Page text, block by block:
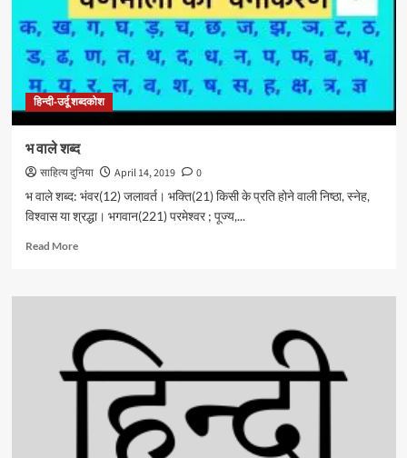
हिन्दी-उर्दू शब्दकोश
भ वाले शब्द
साहित्य दुनिया April 14, 2019
0
भ वाले शब्द: भंवर(12) जलावर्त। भक्ति(21) किसी के प्रति होने वाली निष्ठा, स्नेह,
विश्वास या श्रद्धा। भगवान(221) परमेश्वर ; पूज्य,...
Read MoreRead
भ
शब्द